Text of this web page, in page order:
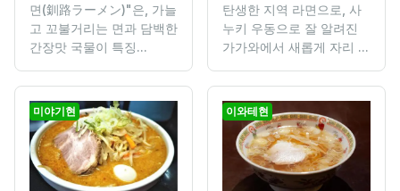
면(釧路ラーメン)"은, 가늘
고 꼬불거리는 면과 담백한
간장맛 국물이 특징...
탄생한 지역 라면으로, 사
누키 우동으로 잘 알려진
가가와에서 새롭게 자리 ...
미야기현 이와테현